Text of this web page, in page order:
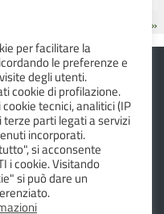
SET »
(R.E.)
per facilitare la
le preferenze e
degli utenti.
cookie di profilazione.
tecnici, analitici (IP
terze parti legati a servizi
incorporati.
si acconsente
i cookie. Visitando
si può dare un